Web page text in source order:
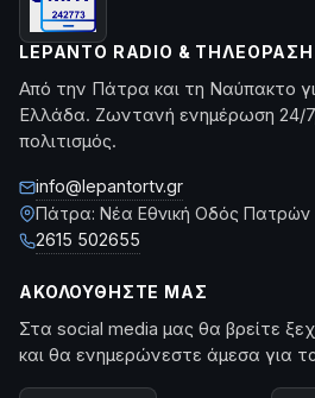
LEPANTO RADIO &
Από την Πάτρα και τη Ναύπακτο
Ελλάδα. Ζωντανή ενημέρωση 24/7,
πολιτισμός.
info@lepantortv.gr
Πάτρα: Νέα Εθνική Οδός
2615 502655
ΑΚΟΛΟΥΘΉΣΤΕ ΜΑΣ
Στα social media μας θα βρείτε
και θα ενημερώνεστε άμεσα για